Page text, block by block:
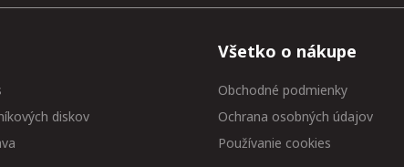
diskov
Všetko o nákupe
Obchodné podmienky
Ochrana osobných údajov
Používanie cookies